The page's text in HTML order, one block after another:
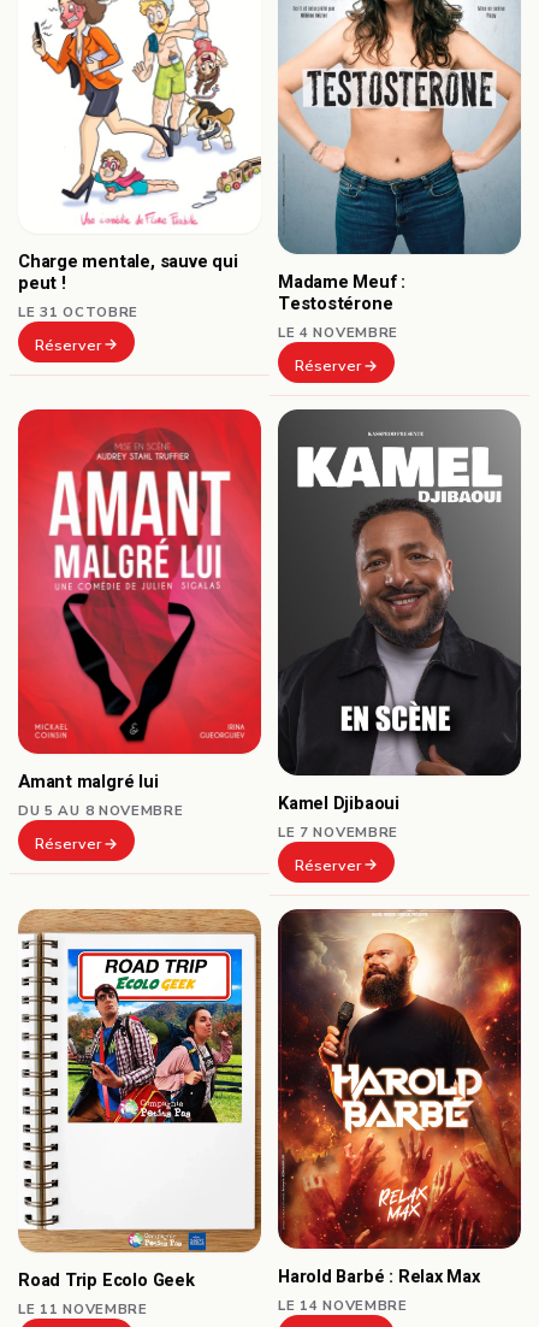
Charge mentale, sauve qui
peut !
LE 31 OCTOBRE
Réserver
Madame Meuf :
Testostérone
LE 4 NOVEMBRE
Réserver
Amant malgré lui
DU 5 AU 8 NOVEMBRE
Réserver
Kamel Djibaoui
LE 7 NOVEMBRE
Réserver
Road Trip Ecolo Geek
LE 11 NOVEMBRE
Harold Barbé : Relax Max
LE 14 NOVEMBRE